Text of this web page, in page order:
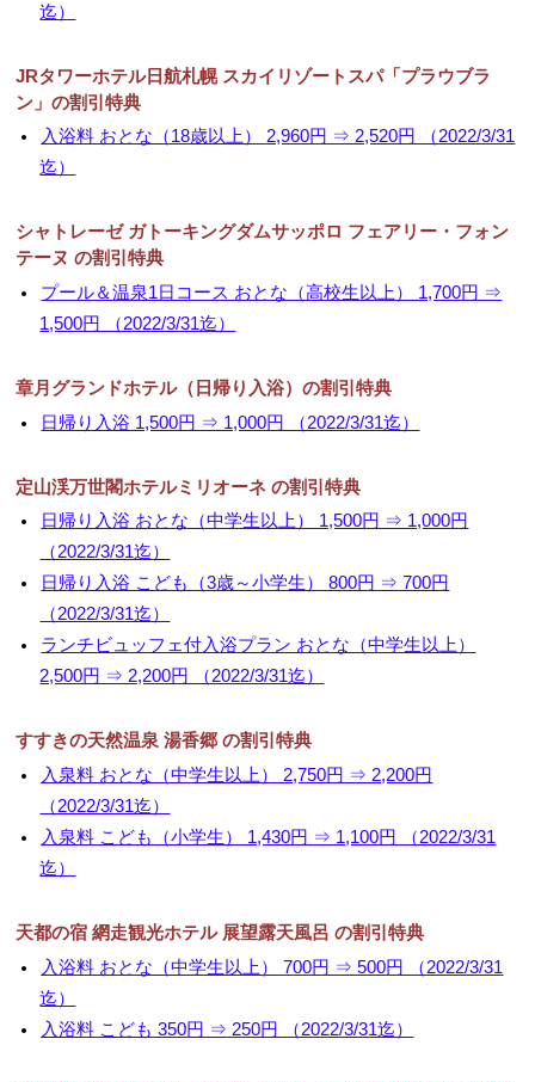
迄）
JRタワーホテル日航札幌 スカイリゾートスパ「プラウブラ
ン」の割引特典
入浴料 おとな（18歳以上） 2,960円 ⇒ 2,520円 （2022/3/31
迄）
シャトレーゼ ガトーキングダムサッポロ フェアリー・フォン
テーヌ の割引特典
プール＆温泉1日コース おとな（高校生以上） 1,700円 ⇒
1,500円 （2022/3/31迄）
章月グランドホテル（日帰り入浴）の割引特典
日帰り入浴 1,500円 ⇒ 1,000円 （2022/3/31迄）
定山渓万世閣ホテルミリオーネ の割引特典
日帰り入浴 おとな（中学生以上） 1,500円 ⇒ 1,000円
（2022/3/31迄）
日帰り入浴 こども（3歳～小学生） 800円 ⇒ 700円
（2022/3/31迄）
ランチビュッフェ付入浴プラン おとな（中学生以上）
2,500円 ⇒ 2,200円 （2022/3/31迄）
すすきの天然温泉 湯香郷 の割引特典
入泉料 おとな（中学生以上） 2,750円 ⇒ 2,200円
（2022/3/31迄）
入泉料 こども（小学生） 1,430円 ⇒ 1,100円 （2022/3/31
迄）
天都の宿 網走観光ホテル 展望露天風呂 の割引特典
入浴料 おとな（中学生以上） 700円 ⇒ 500円 （2022/3/31
迄）
入浴料 こども 350円 ⇒ 250円 （2022/3/31迄）